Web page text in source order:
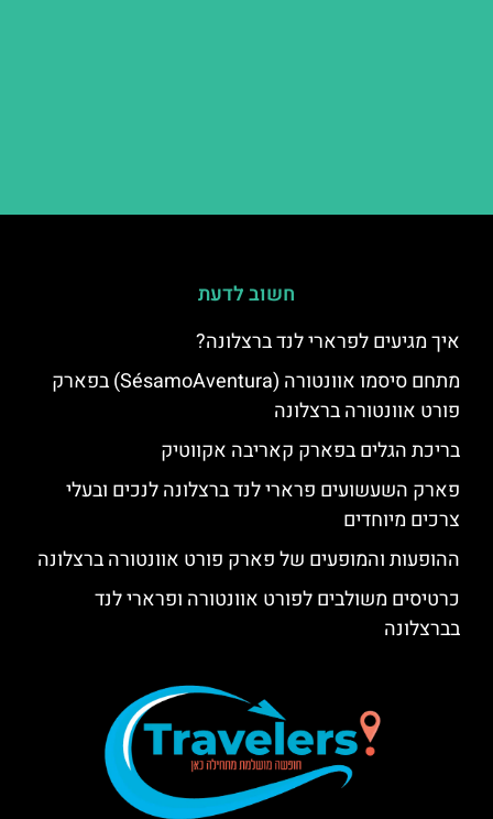
חשוב לדעת
איך מגיעים לפרארי לנד ברצלונה?
מתחם סיסמו אוונטורה (SésamoAventura) בפארק
פורט אוונטורה ברצלונה
בריכת הגלים בפארק קאריבה אקווטיק
פארק השעשועים פרארי לנד ברצלונה לנכים ובעלי
צרכים מיוחדים
ההופעות והמופעים של פארק פורט אוונטורה ברצלונה
כרטיסים משולבים לפורט אוונטורה ופרארי לנד
בברצלונה